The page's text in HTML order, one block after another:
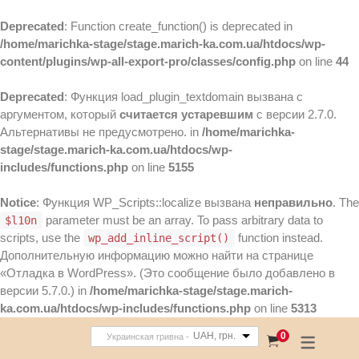
Deprecated: Function create_function() is deprecated in
/home/marichka-stage/stage.marich-ka.com.ua/htdocs/wp-
content/plugins/wp-all-export-pro/classes/config.php on line 44
Deprecated: Функция load_plugin_textdomain вызвана с
аргументом, который считается устаревшим с версии 2.7.0.
Альтернативы не предусмотрено. in /home/marichka-
stage/stage.marich-ka.com.ua/htdocs/wp-
includes/functions.php on line 5155
Notice: Функция WP_Scripts::localize вызвана неправильно. The
$l10n
parameter must be an array. To pass arbitrary data to
scripts, use the
wp_add_inline_script()
function instead.
Дополнительную информацию можно найти на странице
«Отладка в WordPress». (Это сообщение было добавлено в
версии 5.7.0.) in /home/marichka-stage/stage.marich-
ka.com.ua/htdocs/wp-includes/functions.php on line 5313
UAH, грн.
Украинская гривна - 0